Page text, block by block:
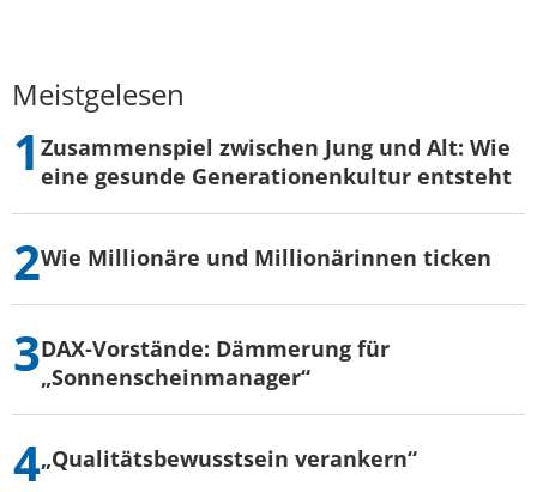
Meistgelesen
Zusammenspiel zwischen Jung und Alt: Wie
eine gesunde Generationenkultur entsteht
Wie Millionäre und Millionärinnen ticken
DAX-Vorstände: Dämmerung für
„Sonnenscheinmanager“
„Qualitätsbewusstsein verankern“